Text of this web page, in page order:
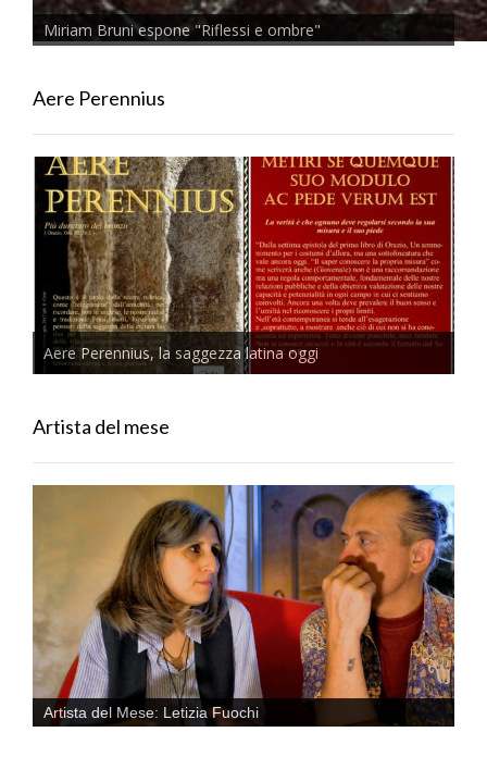
Miriam Bruni espone "Riflessi e ombre"
Aere Perennius
Aere Perennius, la saggezza latina oggi
Artista del mese
Artista del Mese: Letizia Fuochi